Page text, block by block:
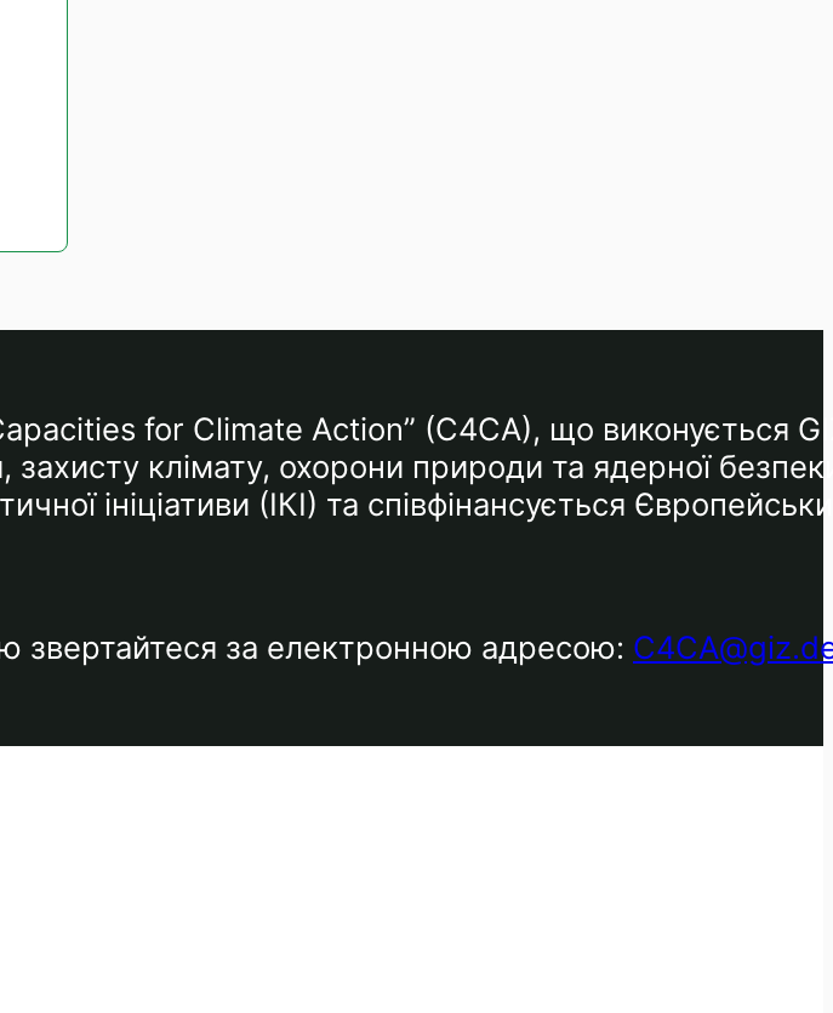
for Climate Action” (C4CA), що виконується
клімату, охорони природи та ядерної
ініціативи (ІКІ) та співфінансується
звертайтеся за електронною адресою: